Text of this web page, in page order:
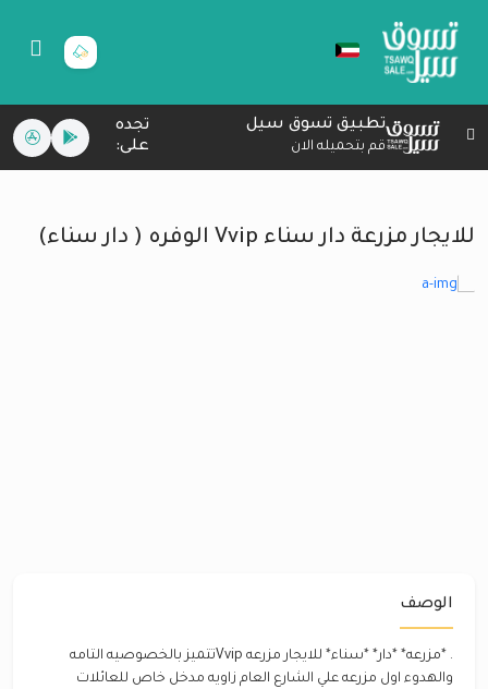
تطبيق تسوق سيل
قم بتحميله الان
تجده
على:
للايجار مزرعة دار سناء Vvip الوفره ( دار سناء)
الوصف
‎. *مزرعه* *دار* *سناء* ‎للايجار مزرعه Vvipتتميز بالخصوصيه التامه
والهدوء ‎اول مزرعه علي الشارع العام زاويه ‎مدخل خاص للعائلات